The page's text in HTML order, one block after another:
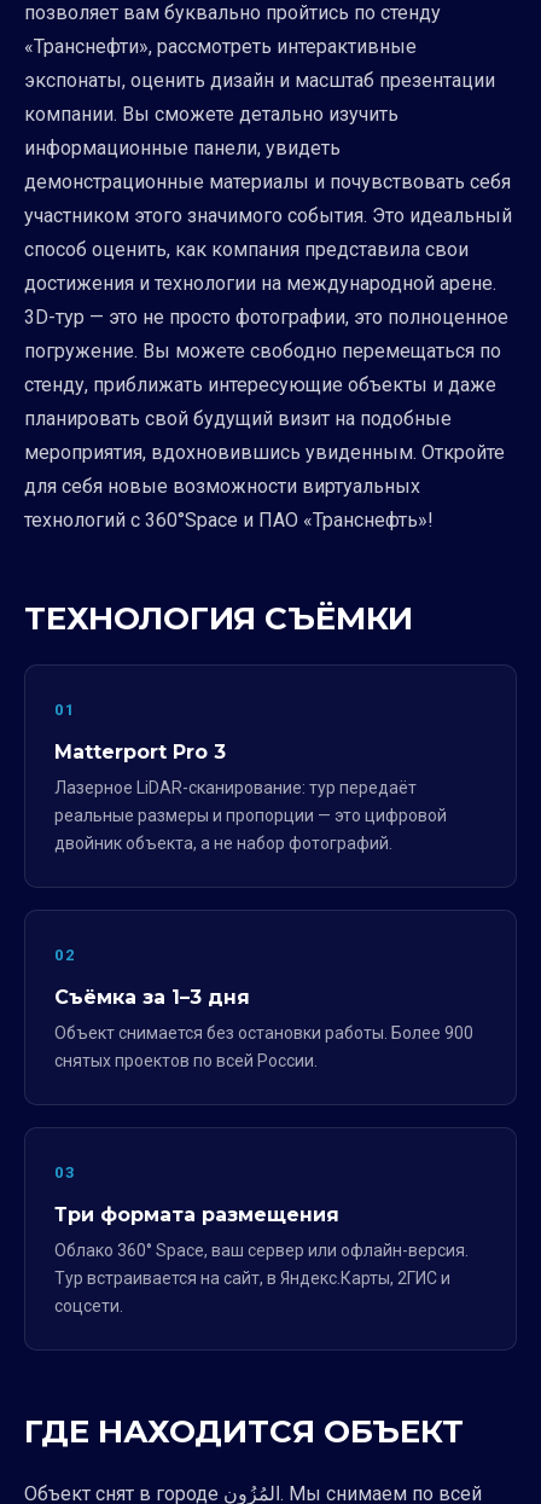
позволяет вам буквально пройтись по стенду
«Транснефти», рассмотреть интерактивные
экспонаты, оценить дизайн и масштаб презентации
компании. Вы сможете детально изучить
информационные панели, увидеть
демонстрационные материалы и почувствовать себя
участником этого значимого события. Это идеальный
способ оценить, как компания представила свои
достижения и технологии на международной арене.
3D-тур — это не просто фотографии, это полноценное
погружение. Вы можете свободно перемещаться по
стенду, приближать интересующие объекты и даже
планировать свой будущий визит на подобные
мероприятия, вдохновившись увиденным. Откройте
для себя новые возможности виртуальных
технологий с 360°Space и ПАО «Транснефть»!
ТЕХНОЛОГИЯ СЪЁМКИ
01
Matterport Pro 3
Лазерное LiDAR-сканирование: тур передаёт
реальные размеры и пропорции — это цифровой
двойник объекта, а не набор фотографий.
02
Съёмка за 1–3 дня
Объект снимается без остановки работы. Более 900
снятых проектов по всей России.
03
Три формата размещения
Облако 360° Space, ваш сервер или офлайн-версия.
Тур встраивается на сайт, в Яндекс.Карты, 2ГИС и
соцсети.
ГДЕ НАХОДИТСЯ ОБЪЕКТ
Объект снят в городе المُزُون. Мы снимаем по всей